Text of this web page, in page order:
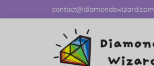
contact@diamondswizard.com